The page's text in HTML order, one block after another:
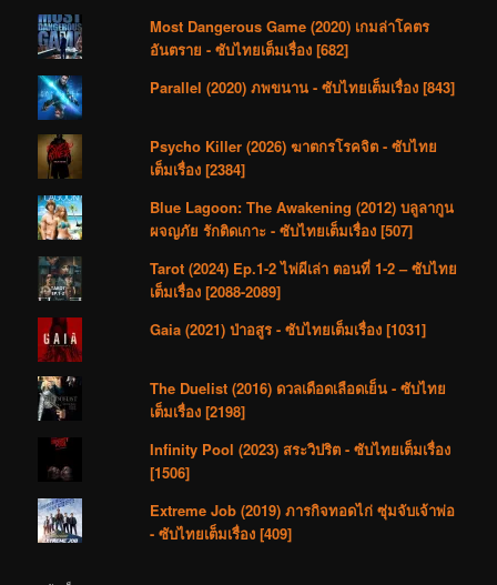
Most Dangerous Game (2020) เกมล่าโคตร
อันตราย - ซับไทยเต็มเรื่อง [682]
Parallel (2020) ภพขนาน - ซับไทยเต็มเรื่อง [843]
Psycho Killer (2026) ฆาตกรโรคจิต - ซับไทย
เต็มเรื่อง [2384]
Blue Lagoon: The Awakening (2012) บลูลากูน
ผจญภัย รักติดเกาะ - ซับไทยเต็มเรื่อง [507]
Tarot (2024) Ep.1-2 ไพ่ผีเล่า ตอนที่ 1-2 – ซับไทย
เต็มเรื่อง [2088-2089]
Gaia (2021) ป่าอสูร - ซับไทยเต็มเรื่อง [1031]
The Duelist (2016) ดวลเดือดเลือดเย็น - ซับไทย
เต็มเรื่อง [2198]
Infinity Pool (2023) สระวิปริต - ซับไทยเต็มเรื่อง
[1506]
Extreme Job (2019) ภารกิจทอดไก่ ซุ่มจับเจ้าพ่อ
- ซับไทยเต็มเรื่อง [409]